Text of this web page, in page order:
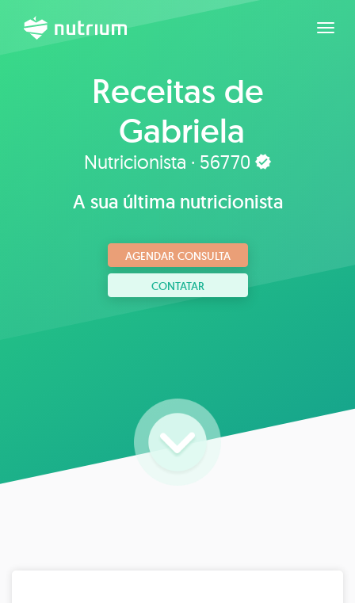
Receitas de
Gabriela
Albuquerque
Nutricionista · 56770
A sua última nutricionista
AGENDAR CONSULTA
CONTATAR